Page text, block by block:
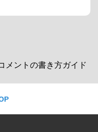
メントの書き方ガイド